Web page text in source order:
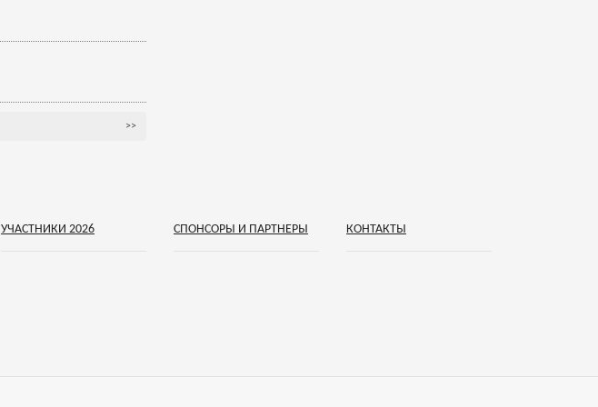
>>
УЧАСТНИКИ 2026 СПОНСОРЫ И ПАРТНЕРЫ КОНТАКТЫ